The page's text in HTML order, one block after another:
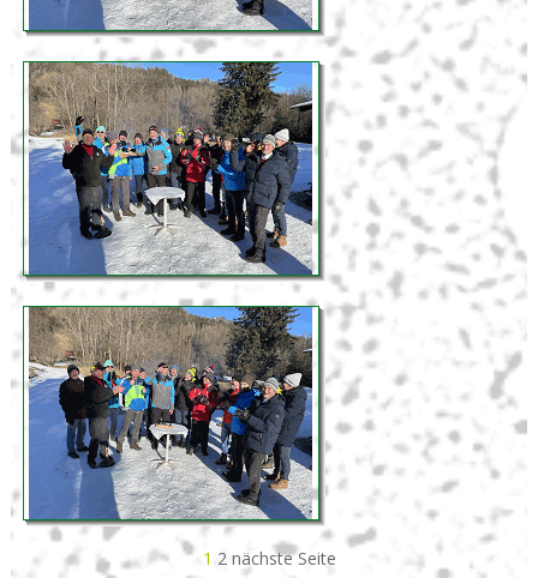
1 2 nächste Seite